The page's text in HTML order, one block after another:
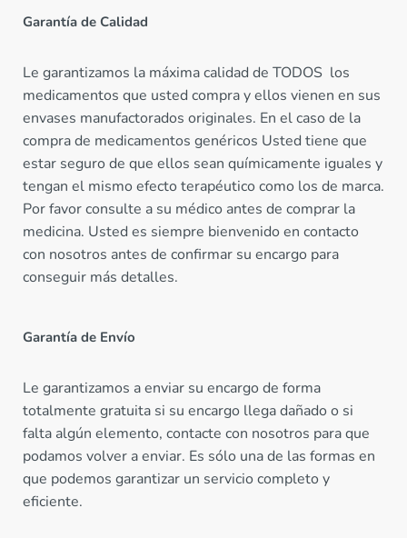
Garantía de Calidad
Le garantizamos la máxima calidad de TODOS los
medicamentos que usted compra y ellos vienen en sus
envases manufactorados originales. En el caso de la
compra de medicamentos genéricos Usted tiene que
estar seguro de que ellos sean químicamente iguales y
tengan el mismo efecto terapéutico como los de marca.
Por favor consulte a su médico antes de comprar la
medicina. Usted es siempre bienvenido en contacto
con nosotros antes de confirmar su encargo para
conseguir más detalles.
Garantía de Envío
Le garantizamos a enviar su encargo de forma
totalmente gratuita si su encargo llega dañado o si
falta algún elemento, contacte con nosotros para que
podamos volver a enviar. Es sólo una de las formas en
que podemos garantizar un servicio completo y
eficiente.